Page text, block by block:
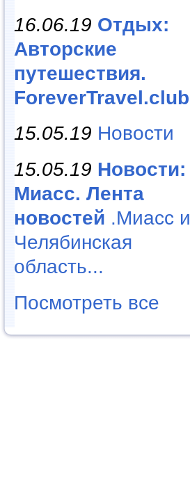
16.06.19 Отдых:
Авторские
путешествия.
ForeverTravel.club
15.05.19 Новости
15.05.19 Новости:
Миасс. Лента
новостей .Миасс и
Челябинская
область...
Посмотреть все